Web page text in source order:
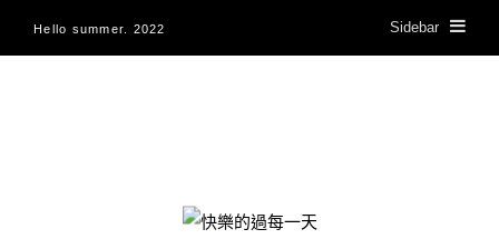
Hello summer. 2022 Sidebar
快樂的過每一天